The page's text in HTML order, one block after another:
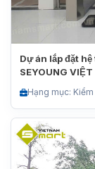
Dự án lắp đặt
SEYOUNG VIỆT
Hạng mục: